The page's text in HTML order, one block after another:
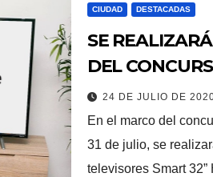
CIUDAD DESTACADAS
SE
DEL
24 DE JULIO DE
En el marco del
31 de julio, se
televisores Smart